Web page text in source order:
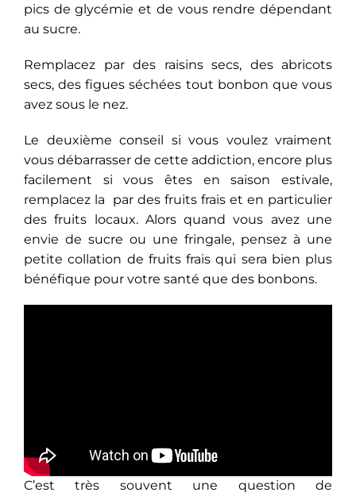
pics de glycémie et de vous rendre dépendant
au sucre.
Remplacez par des raisins secs, des abricots
secs, des figues séchées tout bonbon que vous
avez sous le nez.
Le deuxième conseil si vous voulez vraiment
vous débarrasser de cette addiction, encore plus
facilement si vous êtes en saison estivale,
remplacez la par des fruits frais et en particulier
des fruits locaux. Alors quand vous avez une
envie de sucre ou une fringale, pensez à une
petite collation de fruits frais qui sera bien plus
bénéfique pour votre santé que des bonbons.
C’est très souvent une question de